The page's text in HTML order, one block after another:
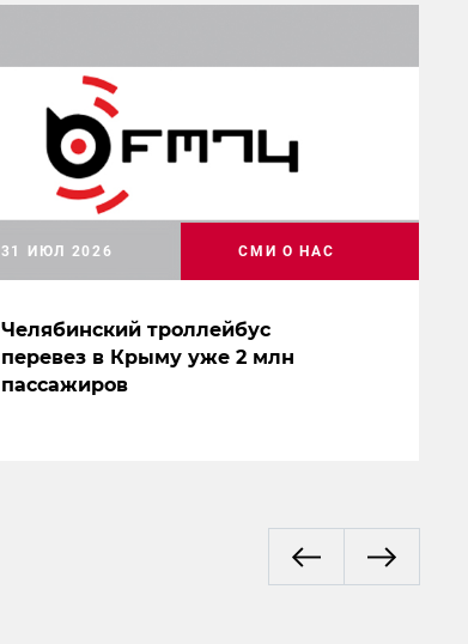
Челябинский троллейбус
перевез в Крыму уже 2 млн
пассажиров
31 ИЮЛ 2026 СМИ О НАС